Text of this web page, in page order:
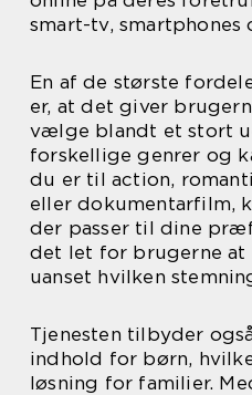
smart-tv, smartphones
En af de største
er, at det giver
vælge blandt et stort
forskellige genrer og
du er til action,
eller dokumentarfilm,
der passer til dine
det let for brugerne at
uanset hvilken
Tjenesten tilbyder
indhold for børn,
løsning for familier.